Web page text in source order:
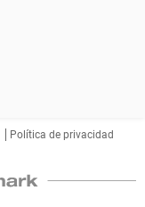
Política de privacidad